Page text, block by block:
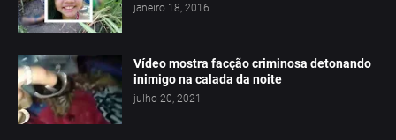
janeiro 18, 2016
Vídeo mostra facção criminosa detonando
inimigo na calada da noite
julho 20, 2021